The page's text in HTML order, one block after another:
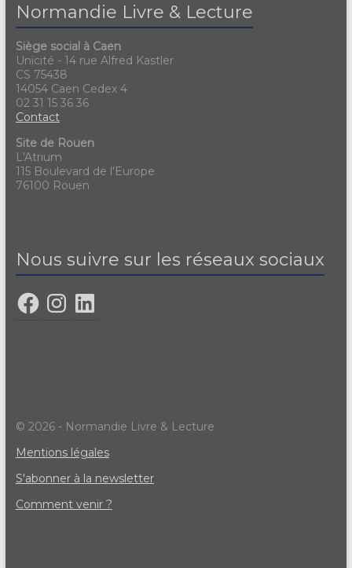
Normandie Livre & Lecture
Siège social à Caen
Unicité - 14 rue Alfred Kastler
CS 75438
14054 Caen Cedex 4
02 31 15 36 36
Contact
Site de Rouen
L'Atrium
115 Boulevard de l'Europe
76100 Rouen
Nous suivre sur les réseaux sociaux
© 2026 - Normandie Livre & Lecture
Mentions légales
S'abonner à la newsletter
Comment venir ?